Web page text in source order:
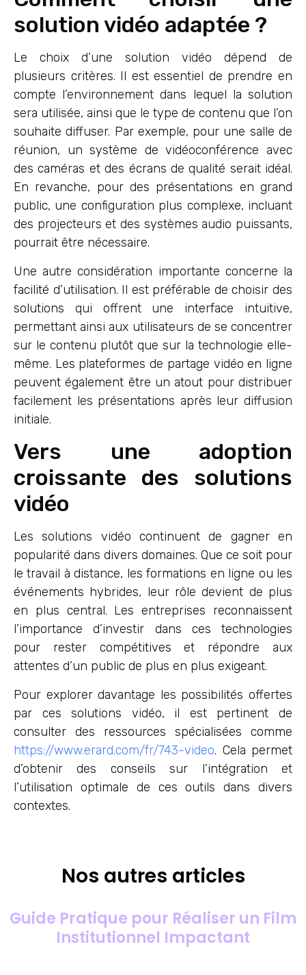
solution vidéo adaptée ?
Le choix d’une solution vidéo dépend de
plusieurs critères. Il est essentiel de prendre en
compte l’environnement dans lequel la solution
sera utilisée, ainsi que le type de contenu que l’on
souhaite diffuser. Par exemple, pour une salle de
réunion, un système de vidéoconférence avec
des caméras et des écrans de qualité serait idéal.
En revanche, pour des présentations en grand
public, une configuration plus complexe, incluant
des projecteurs et des systèmes audio puissants,
pourrait être nécessaire.
Une autre considération importante concerne la
facilité d’utilisation. Il est préférable de choisir des
solutions qui offrent une interface intuitive,
permettant ainsi aux utilisateurs de se concentrer
sur le contenu plutôt que sur la technologie elle-
même. Les plateformes de partage vidéo en ligne
peuvent également être un atout pour distribuer
facilement les présentations après leur diffusion
initiale.
Vers une adoption
croissante des solutions
vidéo
Les solutions vidéo continuent de gagner en
popularité dans divers domaines. Que ce soit pour
le travail à distance, les formations en ligne ou les
événements hybrides, leur rôle devient de plus
en plus central. Les entreprises reconnaissent
l’importance d’investir dans ces technologies
pour rester compétitives et répondre aux
attentes d’un public de plus en plus exigeant.
Pour explorer davantage les possibilités offertes
par ces solutions vidéo, il est pertinent de
consulter des ressources spécialisées comme
https://www.erard.com/fr/743-video. Cela permet
d’obtenir des conseils sur l’intégration et
l’utilisation optimale de ces outils dans divers
contextes.
Nos autres articles
Guide Pratique pour Réaliser un Film
Institutionnel Impactant